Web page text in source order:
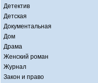
Детектив
Детская
Документальная
Дом
Драма
Женский роман
Журнал
Закон и право